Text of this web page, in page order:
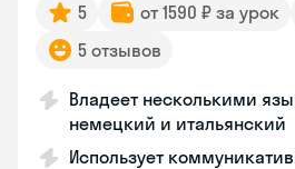
5 от 1590 ₽ за урок
5 отзывов
Владеет несколькими
немецкий и итальянский
Использует